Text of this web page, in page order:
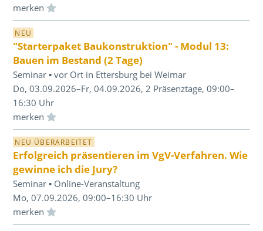
Einloggen und Merkliste benutzen
NEU
"Starterpaket Baukonstruktion" - Modul 13:
Bauen im Bestand (2 Tage)
Seminar ▪ vor Ort in Ettersburg bei Weimar
Do, 03.09.2026–Fr, 04.09.2026, 2 Präsenztage, 09:00–
16:30 Uhr
Einloggen und Merkliste benutzen
NEU ÜBERARBEITET
Erfolgreich präsentieren im VgV-Verfahren. Wie
gewinne ich die Jury?
Seminar ▪ Online-Veranstaltung
Mo, 07.09.2026, 09:00–16:30 Uhr
Einloggen und Merkliste benutzen